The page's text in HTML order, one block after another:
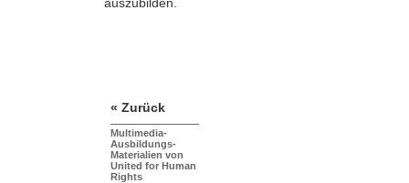
« Zurück
Multimedia-
Ausbildungs-
Materialien von
United for Human
Rights